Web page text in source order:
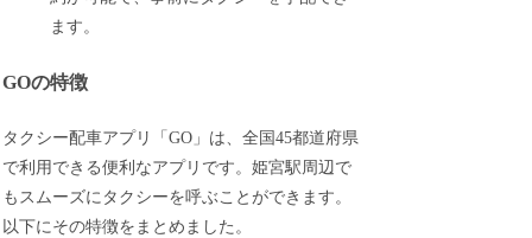
ます。
GOの特徴
タクシー配車アプリ「GO」は、全国45都道府県
で利用できる便利なアプリです。姫宮駅周辺で
もスムーズにタクシーを呼ぶことができます。
以下にその特徴をまとめました。